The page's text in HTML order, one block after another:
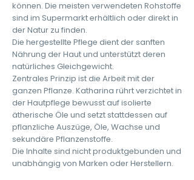
können. Die meisten verwendeten Rohstoffe
sind im Supermarkt erhältlich oder direkt in
der Natur zu finden.
Die hergestellte Pflege dient der sanften
Nährung der Haut und unterstützt deren
natürliches Gleichgewicht.
Zentrales Prinzip ist die Arbeit mit der
ganzen Pflanze. Katharina rührt verzichtet in
der Hautpflege bewusst auf isolierte
ätherische Öle und setzt stattdessen auf
pflanzliche Auszüge, Öle, Wachse und
sekundäre Pflanzenstoffe.
Die Inhalte sind nicht produktgebunden und
unabhängig von Marken oder Herstellern.